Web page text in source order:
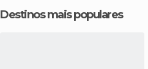
Destinos mais populares